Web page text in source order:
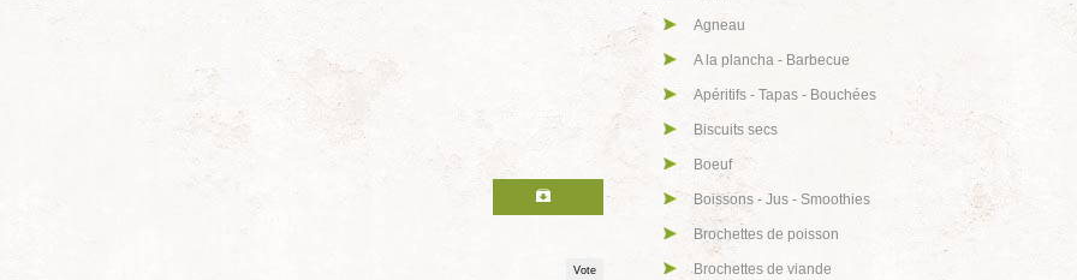
Agneau
A la plancha - Barbecue
Apéritifs - Tapas - Bouchées
Biscuits secs
Boeuf
Boissons - Jus - Smoothies
Brochettes de poisson
Brochettes de viande